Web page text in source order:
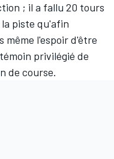
; il a fallu 20 tours
piste qu'afin
même l'espoir d'être
privilégié de
de course.